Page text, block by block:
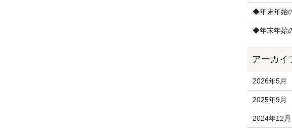
◆年末年始
◆年末年始
2026年5月
2025年9月
2024年12月